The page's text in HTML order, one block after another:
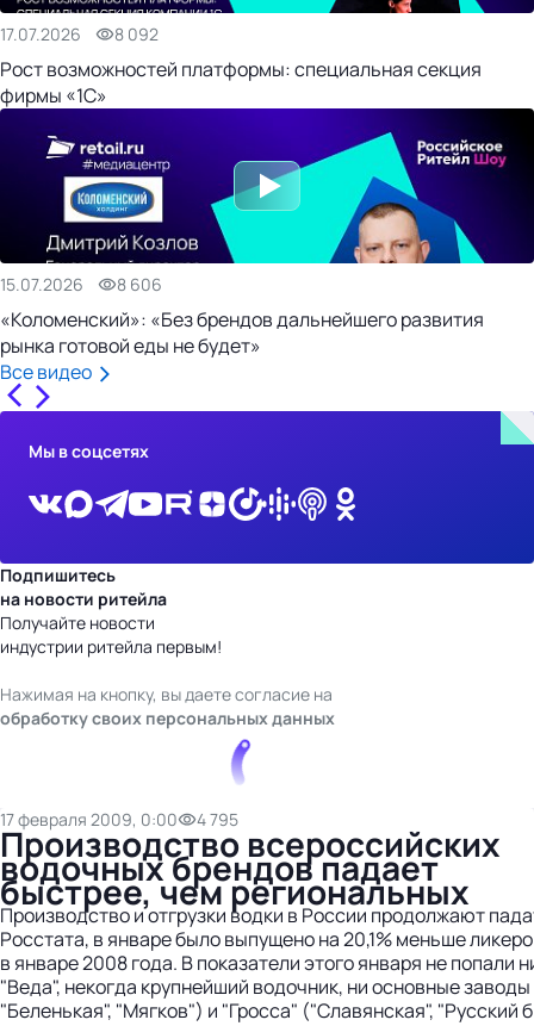
17.07.2026 8 092
Рост возможностей платформы: специальная секция
фирмы «1С»
15.07.2026 8 606
«Коломенский»: «Без брендов дальнейшего развития
рынка готовой еды не будет»
Все видео
Мы в соцсетях
Подпишитесь
на новости ритейла
Получайте новости
индустрии ритейла первым!
Нажимая на кнопку, вы даете согласие на
обработку своих персональных данных
17 февраля 2009, 0:00 4 795
Производство всероссийских
водочных брендов падает
быстрее, чем региональных
Производство и отгрузки водки в России продолжают
Росстата, в январе было выпущено на 20,1% меньше
в январе 2008 года. В показатели этого января не попали
"Веда", некогда крупнейший водочник, ни основные
"Беленькая", "Мягков") и "Гросса" ("Славянская", "Русский